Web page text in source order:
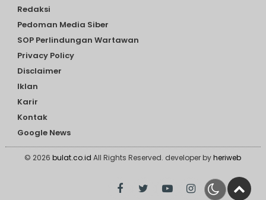
Redaksi
Pedoman Media Siber
SOP Perlindungan Wartawan
Privacy Policy
Disclaimer
Iklan
Karir
Kontak
Google News
© 2026bulat.co.id All Rights Reserved. developer byheriweb